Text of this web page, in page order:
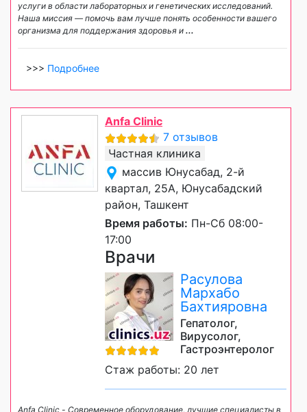
услуги в области лабораторных и генетических исследований.
Наша миссия — помочь вам лучше понять особенности вашего
организма для поддержания здоровья и ...
>>> Подробнее
Anfa Clinic
7 отзывов
Частная клиника
массив Юнусабад, 2-й
квартал, 25А, Юнусабадский
район, Ташкент
Время работы: Пн-Сб 08:00-
17:00
Врачи
Расулова
Мархабо
Бахтияровна
Гепатолог,
Вирусолог,
Гастроэнтеролог
Стаж работы: 20 лет
Anfa Clinic - Современное оборудование, лучшие специалисты в